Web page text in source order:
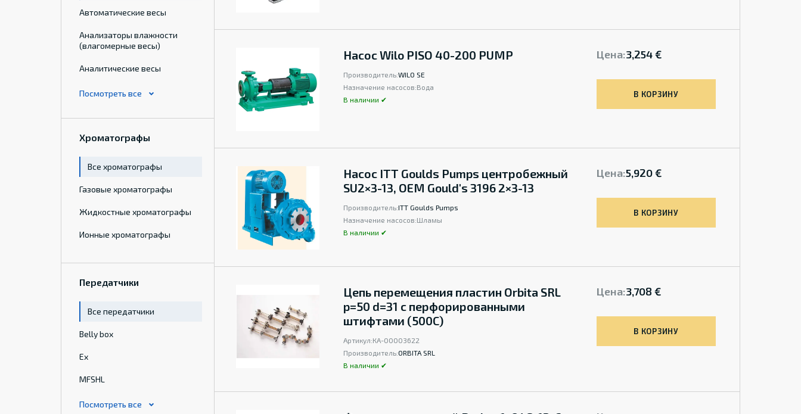
Автоматические весы
Анализаторы влажности
(влагомерные весы)
Аналитические весы
Хроматографы
Все хроматографы
Газовые хроматографы
Жидкостные хроматографы
Ионные хроматографы
Передатчики
Все передатчики
Belly box
Ex
MFSHL
Насос Wilo PISO 40-200 PUMP
Производитель:WILO SE
Назначение насосов:Вода
В наличии ✔
Цена:3,254 €
В КОРЗИНУ
Насос ITT Goulds Pumps центробежный
SU2×3-13, OEM Gould's 3196 2×3-13
Производитель:ITT Goulds Pumps
Назначение насосов:Шламы
В наличии ✔
Цена:5,920 €
В КОРЗИНУ
Цепь перемещения пластин Orbita SRL
p=50 d=31 с перфорированными
штифтами (500C)
Артикул:КА-00003622
Производитель:ORBITA SRL
В наличии ✔
Цена:3,708 €
В КОРЗИНУ